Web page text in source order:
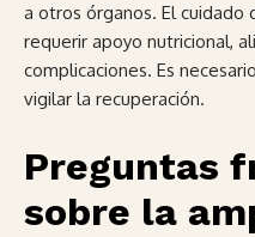
a otros órganos. El cuidado
requerir apoyo nutricional,
complicaciones. Es
vigilar la recuperación.
Preguntas
sobre la